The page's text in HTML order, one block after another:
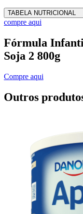
TABELA NUTRICIONAL
compre aqui
Fórmula
Soja 2 800g
Compre aqui
Outros